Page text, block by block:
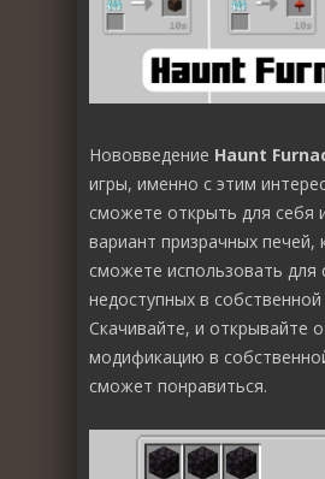
Нововведение Haunt
игры, именно с этим
сможете открыть для себя
вариант призрачных печей,
сможете использовать для
недоступных в собственной
Скачивайте, и открывайте
модификацию в
сможет понравиться.